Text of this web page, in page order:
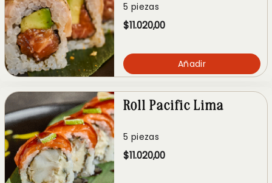
5 piezas
$11.020,00
Añadir
Roll Pacific Lima
5 piezas
$11.020,00